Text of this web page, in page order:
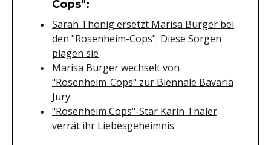
Cops":
Sarah Thonig ersetzt Marisa Burger bei
den "Rosenheim-Cops": Diese Sorgen
plagen sie
Marisa Burger wechselt von
"Rosenheim-Cops" zur Biennale Bavaria
Jury
"Rosenheim Cops"-Star Karin Thaler
verrät ihr Liebesgeheimnis